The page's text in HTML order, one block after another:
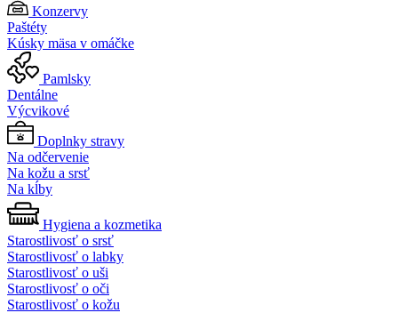
Konzervy
Paštéty
Kúsky mäsa v omáčke
Pamlsky
Dentálne
Výcvikové
Doplnky stravy
Na odčervenie
Na kožu a srsť
Na kĺby
Hygiena a kozmetika
Starostlivosť o srsť
Starostlivosť o labky
Starostlivosť o uši
Starostlivosť o oči
Starostlivosť o kožu